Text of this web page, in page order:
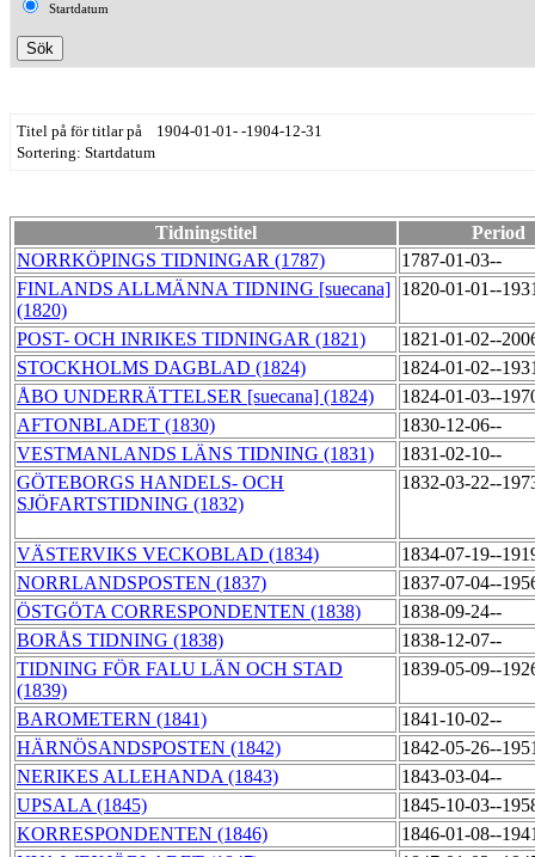
Startdatum
Titel på för titlar på 1904-01-01- -1904-12-31
Sortering: Startdatum
Tidningstitel
Period
NORRKÖPINGS TIDNINGAR (1787)
1787-01-03--
FINLANDS ALLMÄNNA TIDNING [suecana]
(1820)
1820-01-01--
POST- OCH INRIKES TIDNINGAR (1821)
1821-01-02--
STOCKHOLMS DAGBLAD (1824)
1824-01-02--
ÅBO UNDERRÄTTELSER [suecana] (1824)
1824-01-03--
AFTONBLADET (1830)
1830-12-06--
VESTMANLANDS LÄNS TIDNING (1831)
1831-02-10--
GÖTEBORGS HANDELS- OCH
SJÖFARTSTIDNING (1832)
1832-03-22--
VÄSTERVIKS VECKOBLAD (1834)
1834-07-19--
NORRLANDSPOSTEN (1837)
1837-07-04--
ÖSTGÖTA CORRESPONDENTEN (1838)
1838-09-24--
BORÅS TIDNING (1838)
1838-12-07--
TIDNING FÖR FALU LÄN OCH STAD
(1839)
1839-05-09--
BAROMETERN (1841)
1841-10-02--
HÄRNÖSANDSPOSTEN (1842)
1842-05-26--
NERIKES ALLEHANDA (1843)
1843-03-04--
UPSALA (1845)
1845-10-03--
KORRESPONDENTEN (1846)
1846-01-08--